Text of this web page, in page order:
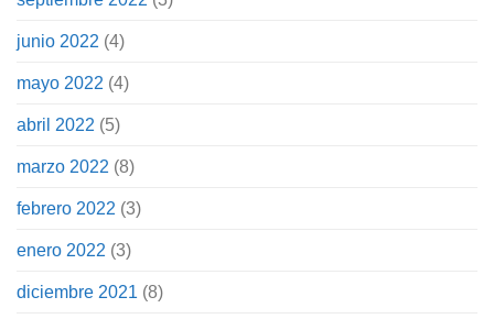
junio 2022 (4)
mayo 2022 (4)
abril 2022 (5)
marzo 2022 (8)
febrero 2022 (3)
enero 2022 (3)
diciembre 2021 (8)